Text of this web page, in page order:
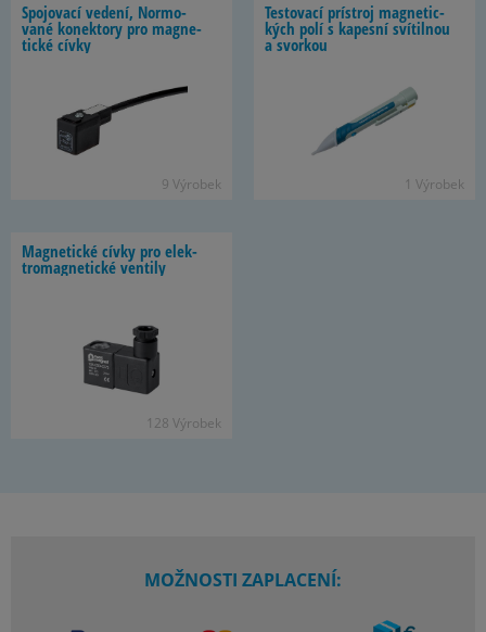
Spo­jo­vací ve­dení, Nor­mo­
vané ko­nek­tory pro mag­ne­
tické cívky
9 Vý­ro­bek
Tes­to­vací prístroj mag­ne­tic­
kých polí s ka­pesní sví­til­nou
a svor­kou
1 Vý­ro­bek
Mag­ne­tické cívky pro elek­
tro­mag­ne­tické ven­tily
128 Vý­ro­bek
MOŽNOSTI ZAPLACENÍ: